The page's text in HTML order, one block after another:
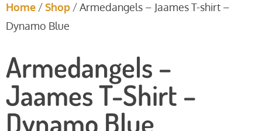
Home / Shop /Armedangels – Jaames T-shirt –
Dynamo Blue
Armedangels –
Jaames T-Shirt –
Dynamo Blue